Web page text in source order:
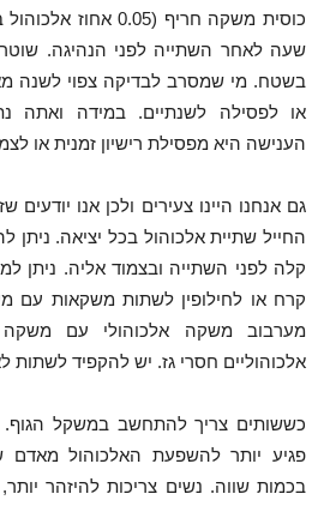
כוסית משקה חריף
שעה לאחר השתייה לפני הנהיגה.
או לפסילה לשנתיים. במידה ואתה
הענישה היא מפסילת רישיון זמנית או
גם אנחנו היינו צעירים ולכן אנו
החייל שתיית אלכוהול בכל יציאה.
קלה לפני השתייה ובצמוד אליה. ניתן
קרח או לחילופין לשתות משקאות עם
מערבוב משקה אלכוהולי עם
אלכוהוליים חסרי גז. יש להקפיד לשתות
כששותים צריך להתחשב במשקל
פגיע יותר להשפעת האלכוהול מאדם
בכמות שווה. נשים צריכות להיזהר